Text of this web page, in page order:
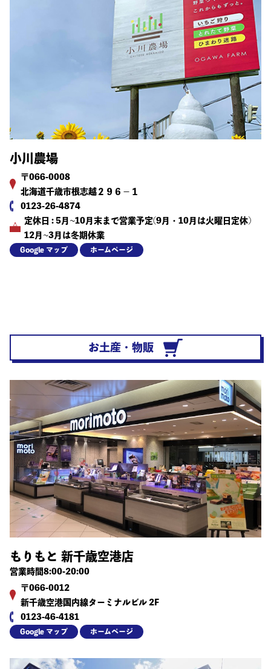
小川農場
〒066-0008
北海道千歳市根志越２９６−１
0123-26-4874
定休日 : 5月~10月末まで営業予定(9月・10月は火曜日定休)
12月~3月は冬期休業
Google マップ ホームページ
お土産・物販
もりもと 新千歳空港店
営業時間8:00-20:00
〒066-0012
新千歳空港国内線ターミナルビル 2F
0123-46-4181
Google マップ ホームページ